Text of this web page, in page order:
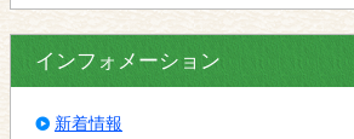
インフォメーション
新着情報